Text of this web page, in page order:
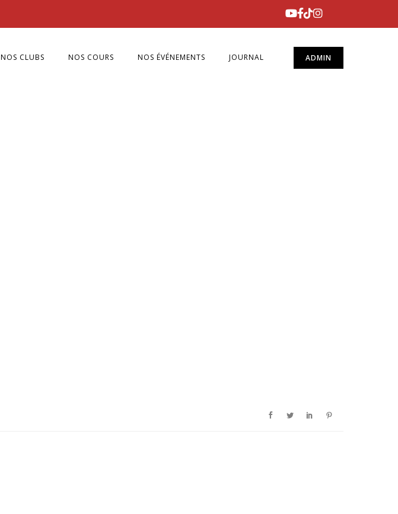
ADMIN
NOS CLUBS NOS COURS NOS ÉVÉNEMENTS JOURNAL